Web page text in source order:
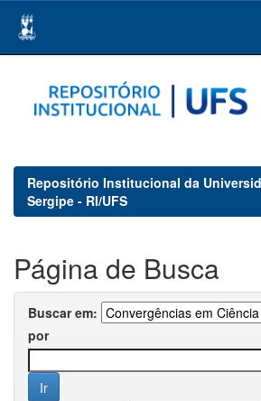
navigation
Repositório Institucional da
Sergipe - RI/UFS
Página de Busca
Buscar em:
por